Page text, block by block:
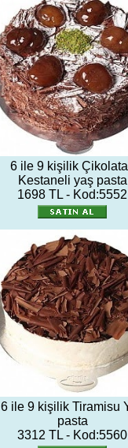
6 ile 9 kişilik
Kestaneli yaş pasta
1698 TL - Kod:5552
6 ile 9 kişilik Tiramisu
pasta
3312 TL - Kod:5560